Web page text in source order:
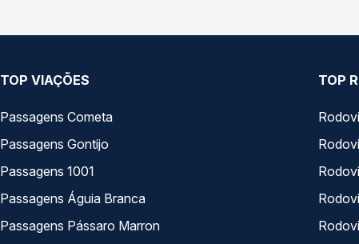
TOP VIAÇÕES
Passagens Cometa
Passagens Gontijo
Passagens 1001
Passagens Águia Branca
Passagens Pássaro Marron
TOP